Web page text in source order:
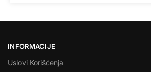
INFORMACIJE
Uslovi Korišćenja